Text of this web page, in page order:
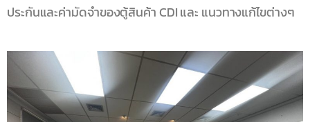
ประกันและค่ามัดจำของตู้สินค้า CDI และ แนวทางแก้ไขต่างๆ